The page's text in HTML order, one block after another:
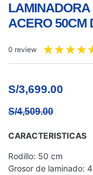
ACERO 50CM
0 review ★★★★
S/3,699.00
S/4,509.00
CARACTERISTICAS
Rodillo: 50 cm
Grosor de laminado: